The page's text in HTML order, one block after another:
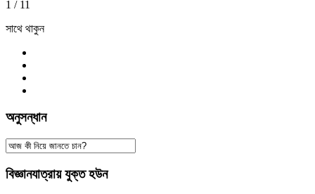
1 / 11
সাথে থাকুন
অনুসন্ধান
বিজ্ঞানযাত্রায় যুক্ত হউন